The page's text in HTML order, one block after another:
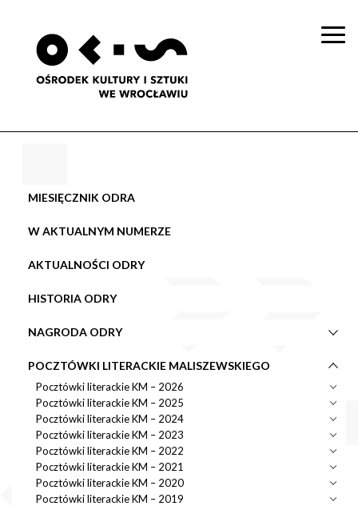
MIESIĘCZNIK ODRA
W AKTUALNYM NUMERZE
AKTUALNOŚCI ODRY
HISTORIA ODRY
NAGRODA ODRY
POCZTÓWKI LITERACKIE MALISZEWSKIEGO
Pocztówki literackie KM – 2026
Pocztówki literackie KM – 2025
Pocztówki literackie KM – 2024
Pocztówki literackie KM – 2023
Pocztówki literackie KM – 2022
Pocztówki literackie KM – 2021
Pocztówki literackie KM – 2020
Pocztówki literackie KM – 2019